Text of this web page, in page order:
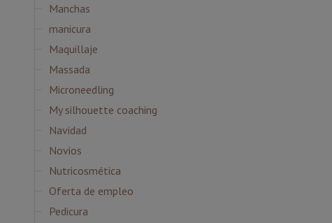
Manchas
manicura
Maquillaje
Massada
Microneedling
My silhouette coaching
Navidad
Novios
Nutricosmética
Oferta de empleo
Pedicura